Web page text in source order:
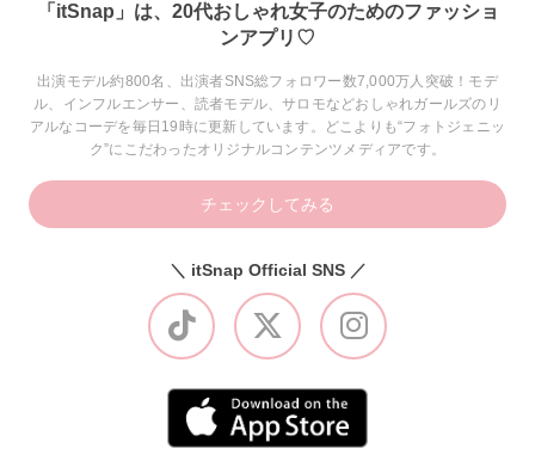
「itSnap」は、20代おしゃれ女子のためのファッショ
ンアプリ♡
出演モデル約800名、出演者SNS総フォロワー数7,000万人突破！モデ
ル、インフルエンサー、読者モデル、サロモなどおしゃれガールズのリ
アルなコーデを毎日19時に更新しています。どこよりも“フォトジェニッ
ク”にこだわったオリジナルコンテンツメディアです。
チェックしてみる
＼ itSnap Official SNS ／